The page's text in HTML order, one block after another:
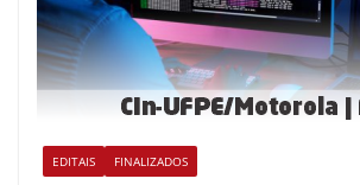
EDITAIS FINALIZADOS